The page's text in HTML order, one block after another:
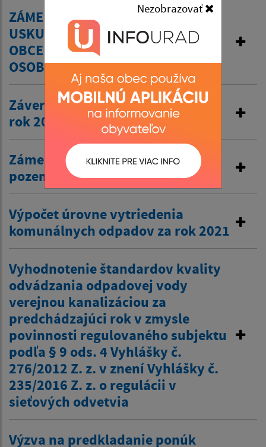
Nezobrazovať
ZÁMER OBCE BÁTOVCE ZÁMENOU
USKUTOČNIŤ PREVOD MAJETKU
OBCE Z DOVODU HODNÉHO
OSOBITNÉHO ZRETEĽA
Záverečný účet obce Bátovce za
rok 2022
Zámer č. 2/2023 odpredaj
pozemku
Výpočet úrovne vytriedenia
komunálnych odpadov za rok 2021
Vyhodnotenie štandardov kvality
odvádzania odpadovej vody
verejnou kanalizáciou za
predchádzajúci rok v zmysle
povinnosti regulovaného subjektu
podľa § 9 ods. 4 Vyhlášky č.
276/2012 Z. z. v znení Vyhlášky č.
235/2016 Z. z. o regulácii v
sieťových odvetvia
Výzva na predkladanie ponúk